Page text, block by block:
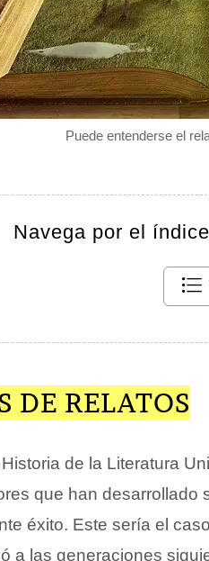
Puede entenderse el
Navega por el
DE RELATOS
de la Literatura
que han desarrollado
éxito. Este sería el
a las generaciones